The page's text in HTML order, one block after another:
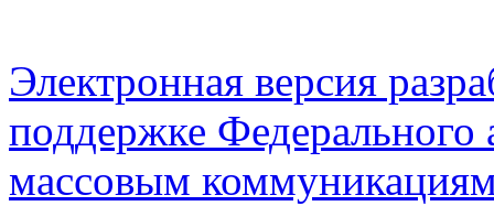
Электронная версия
поддержке Федерального
массовым